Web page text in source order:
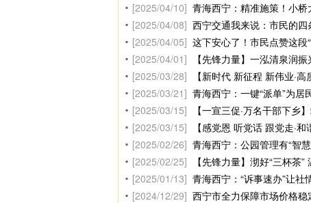
[2025/04/10] 青海西宁：精准施策！小
[2025/04/08] 西宁交通我来说：市民的
[2025/04/05] 这下安心了！市民点赞这段
[2025/04/01]
【先锋力量】一泓清泉润
[2025/03/28]
【新时代 新征程 新伟业·
[2025/03/21] 青海西宁：一键“派单”为居
[2025/03/15]
【一宣三促·万名干部下乡
[2025/03/15]
【感党恩 听党话 跟党走·
[2025/02/26] 青海西宁：公园管理有“智
[2025/02/25]
【先锋力量】沏好“三杯茶”
[2025/01/13] 青海西宁：“诉事速办”让社
[2024/12/29] 西宁市全力保障市场价格稳